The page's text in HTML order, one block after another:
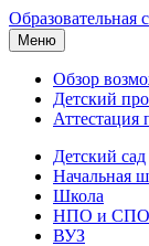
Образовательная
Меню
Обзор
Детский
Аттестация
Детский сад
Начальная
Школа
НПО и СПО
ВУЗ